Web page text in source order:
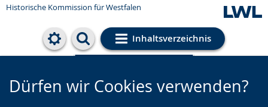
Historische Kommission für Westfalen
Inhaltsverzeichnis
Cookie-Einstellungen
Dürfen wir Cookies verwenden?